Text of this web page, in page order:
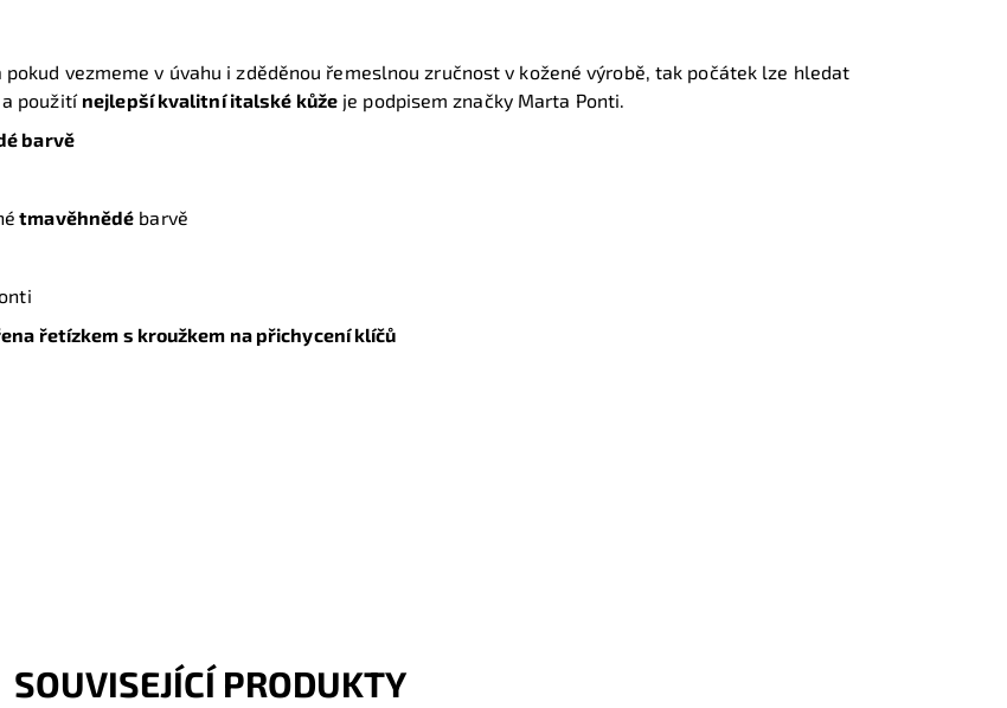
vezmeme v úvahu i zděděnou řemeslnou zručnost v kožené výrobě, tak počátek lze hledat
použití nejlepší kvalitní italské kůže je podpisem značky Marta Ponti.
barvě
tmavěhnědé barvě
řetízkem s kroužkem na přichycení klíčů
SOUVISEJÍCÍ PRODUKTY